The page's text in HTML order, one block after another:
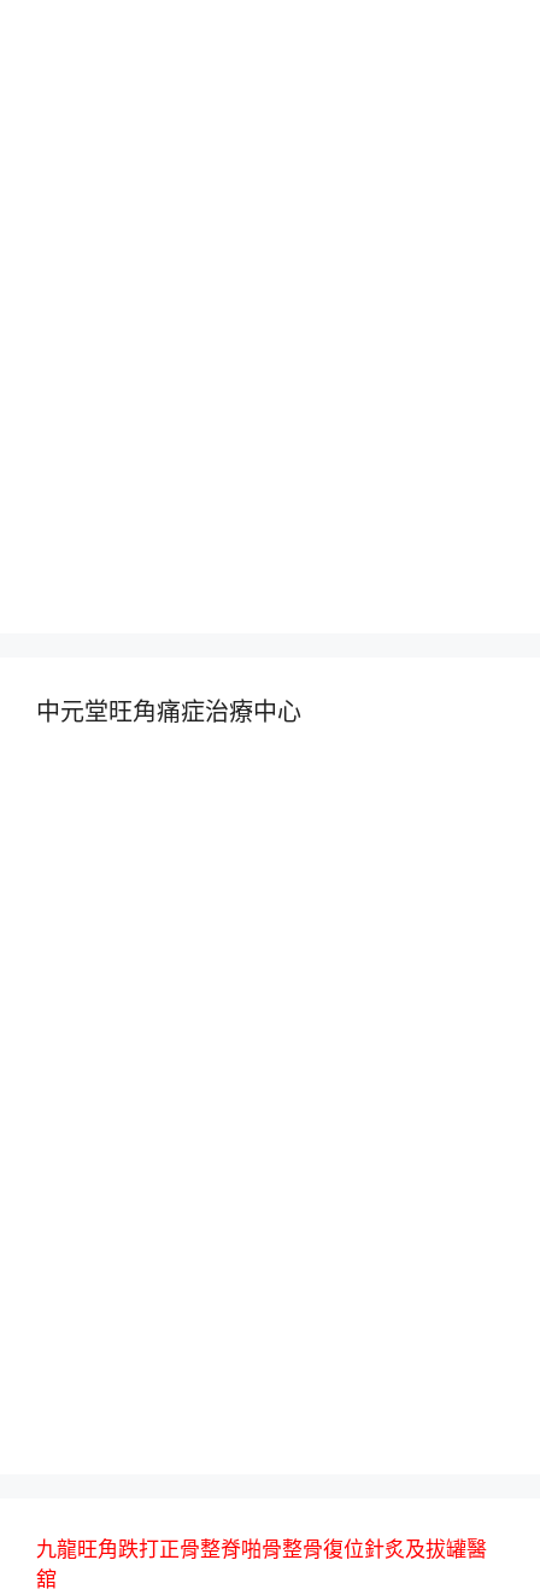
中元堂旺角痛症治療中心
九龍旺角跌打正骨整脊啪骨整骨復位針炙及拔罐醫
舘